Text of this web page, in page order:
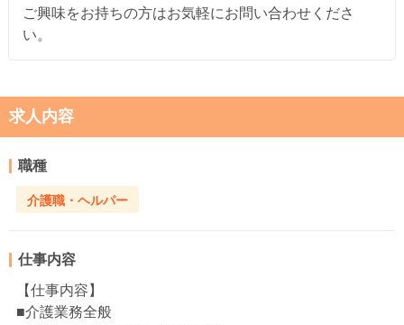
ご興味をお持ちの方はお気軽にお問い合わせくださ
い。
求人内容
職種
介護職・ヘルパー
仕事内容
【仕事内容】
■介護業務全般